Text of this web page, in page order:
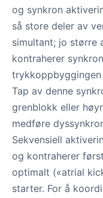
og synkron
så store deler av
simultant; jo større
kontraherer
Tap av denne
grenblokk eller
medføre
Sekvensiell
og kontraherer
optimalt («atrial
starter. For å